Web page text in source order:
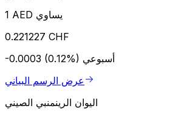
1 AED يساوي
0.221227 CHF
-0.0003 (0.12%) أسبوعي
عرض الرسم البياني
اليوان الرينمنبي الصيني